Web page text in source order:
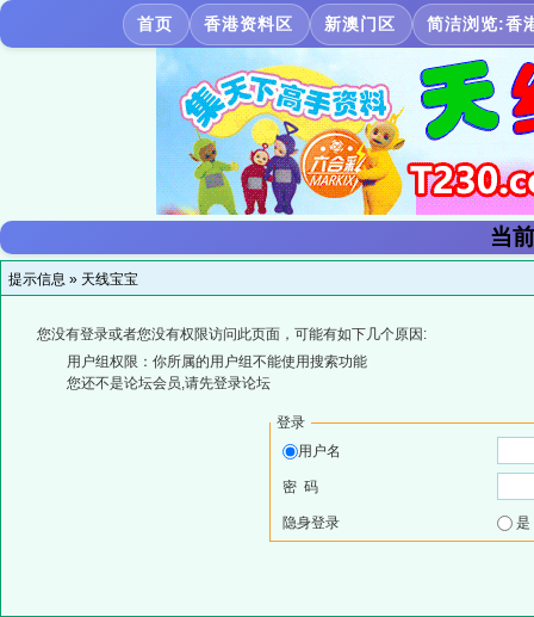
首页 香港资料区 新澳门区 简洁浏览:香
当
提示信息 » 天线宝宝
您没有登录或者您没有权限访问此页面，可能有如下几个原因:
用户组权限：你所属的用户组不能使用搜索功能
您还不是论坛会员,请先登录论坛
登录
用户名
密 码
隐身登录